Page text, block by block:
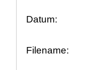
Datum:
Filename: